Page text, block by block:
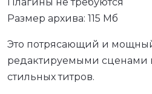
Размер архива: 115 Мб
Это потрясающий и
редактируемыми сценами
стильных титров.